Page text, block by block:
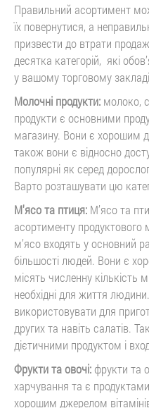
Правильний асортимент
їх повернутися, а
призвести до втрати
десятка категорій, які
у вашому торговому
Молочні продукти: молоко,
продукти є основними
магазину. Вони є хорошим
також вони є відносно
популярні як серед
Варто розташувати цю
М'ясо та птиця: М’ясо та
асортименту продуктового
м’ясо входять у основний
більшості людей. Вони є
місять численну кількість
необхідні для життя
використовувати для
других та навіть салатів.
дієтичними продуктом і
Фрукти та овочі: фрукти та
харчування та є
хорошим джерелом